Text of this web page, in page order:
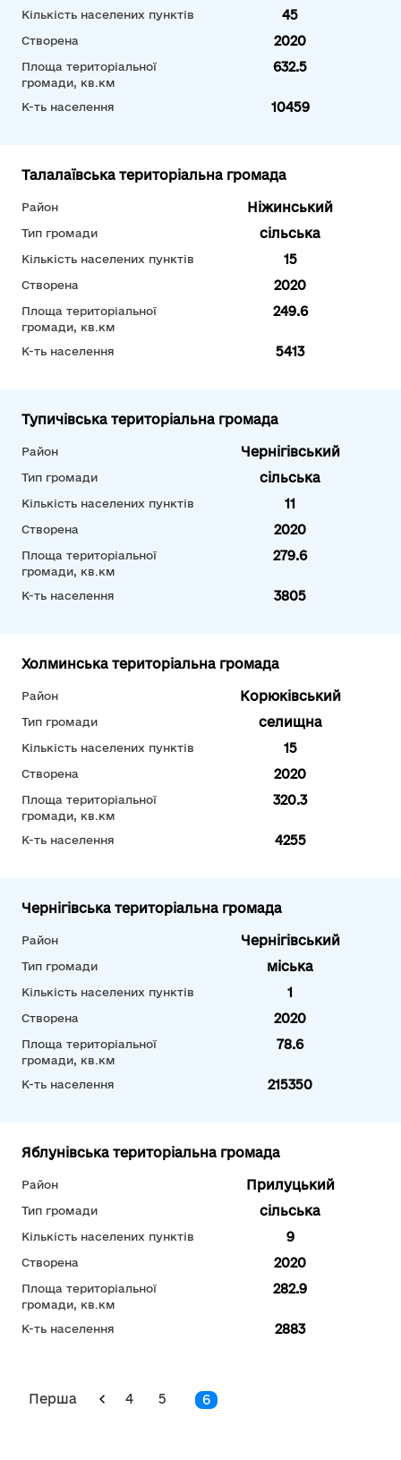
Кількість населених пунктів 45
Створена 2020
Площа територіальної
громади, кв.км
632.5
К-ть населення 10459
Талалаївська територіальна громада
Район Ніжинський
Тип громади сільська
Кількість населених пунктів 15
Створена 2020
Площа територіальної
громади, кв.км
249.6
К-ть населення 5413
Тупичівська територіальна громада
Район Чернігівський
Тип громади сільська
Кількість населених пунктів 11
Створена 2020
Площа територіальної
громади, кв.км
279.6
К-ть населення 3805
Холминська територіальна громада
Район Корюківський
Тип громади селищна
Кількість населених пунктів 15
Створена 2020
Площа територіальної
громади, кв.км
320.3
К-ть населення 4255
Чернігівська територіальна громада
Район Чернігівський
Тип громади міська
Кількість населених пунктів 1
Створена 2020
Площа територіальної
громади, кв.км
78.6
К-ть населення 215350
Яблунівська територіальна громада
Район Прилуцький
Тип громади сільська
Кількість населених пунктів 9
Створена 2020
Площа територіальної
громади, кв.км
282.9
К-ть населення 2883
Перша 4 5 6